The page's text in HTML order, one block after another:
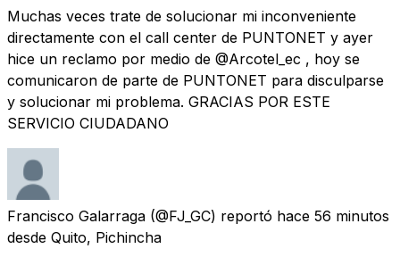
Muchas veces trate de solucionar mi inconveniente
directamente con el call center de PUNTONET y ayer
hice un reclamo por medio de @Arcotel_ec , hoy se
comunicaron de parte de PUNTONET para disculparse
y solucionar mi problema. GRACIAS POR ESTE
SERVICIO CIUDADANO
Francisco Galarraga (@FJ_GC) reportó hace 56 minutos
desde Quito, Pichincha